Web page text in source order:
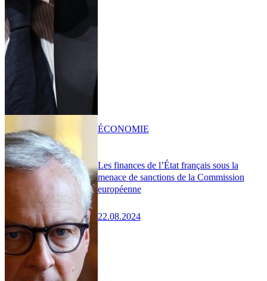
Les finances de l’État français sous la
menace de sanctions de la Commission
européenne
22.08.2024
ÉCONOMIE